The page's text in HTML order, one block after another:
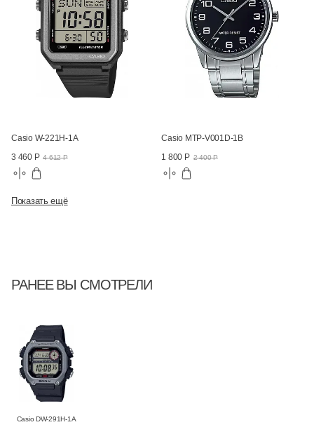
Casio W-221H-1A
3 460 Р 4 612 Р
Casio MTP-V001D-1B
1 800 Р 2 400 Р
Показать ещё
РАНЕЕ ВЫ СМОТРЕЛИ
Casio DW-291H-1A